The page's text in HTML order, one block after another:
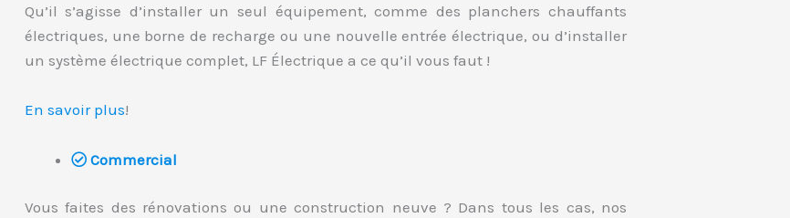
Qu’il s’agisse d’installer un seul équipement, comme des planchers chauffants
électriques, une borne de recharge ou une nouvelle entrée électrique, ou d’installer
un système électrique complet, LF Électrique a ce qu’il vous faut !
En savoir plus!
Commercial
Vous faites des rénovations ou une construction neuve ? Dans tous les cas, nos